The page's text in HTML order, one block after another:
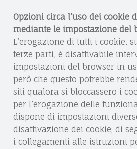
Opzioni circa l’uso dei cookie
mediante le impostazione del
L’erogazione di tutti i cookie,
terze parti, è disattivabile
impostazioni del browser in
però che questo potrebbe
siti qualora si bloccassero i
per l’erogazione delle
dispone di impostazioni
disattivazione dei cookie; di
i collegamenti alle istruzioni